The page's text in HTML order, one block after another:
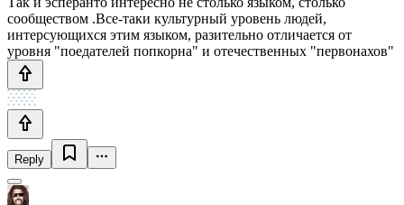
сообществом .Все-таки культурный уровень людей,
интерсующихся этим языком, разительно отличается от
уровня "поедателей попкорна" и отечественных "первонахов"
Reply